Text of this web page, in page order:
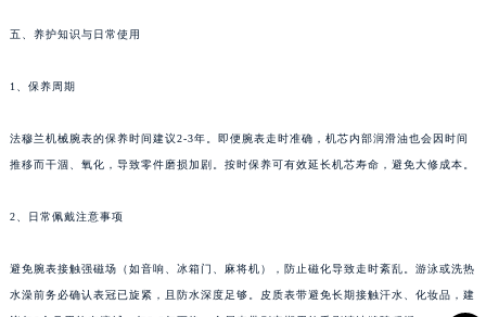
五、养护知识与日常使用
1、保养周期
法穆兰机械腕表的保养时间建议2-3年。即便腕表走时准确，机芯内部润滑油也会因时间
推移而干涸、氧化，导致零件磨损加剧。按时保养可有效延长机芯寿命，避免大修成本。
2、日常佩戴注意事项
避免腕表接触强磁场（如音响、冰箱门、麻将机），防止磁化导致走时紊乱。游泳或洗热
水澡前务必确认表冠已旋紧，且防水深度足够。皮质表带避免长期接触汗水、化妆品，建